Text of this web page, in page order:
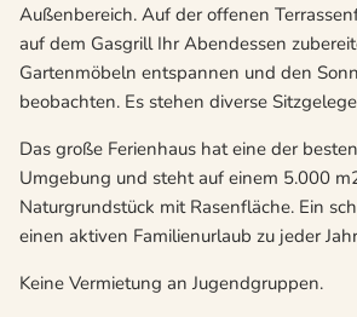
Außenbereich. Auf der offenen
auf dem Gasgrill Ihr Abendessen
Gartenmöbeln entspannen und den
beobachten. Es stehen diverse
Das große Ferienhaus hat eine der
Umgebung und steht auf einem 5.000
Naturgrundstück mit Rasenfläche. Ein
einen aktiven Familienurlaub zu jeder
Keine Vermietung an Jugendgruppen.